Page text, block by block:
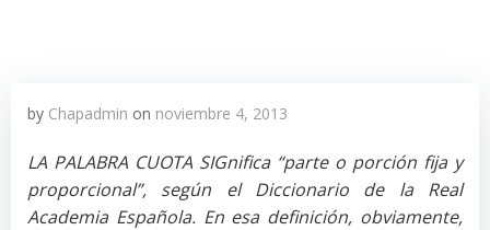
by Chapadmin on noviembre 4, 2013
LA PALABRA CUOTA SIGnifica “parte o porción fija y
proporcional”, según el Diccionario de la Real
Academia Española. En esa definición, obviamente,